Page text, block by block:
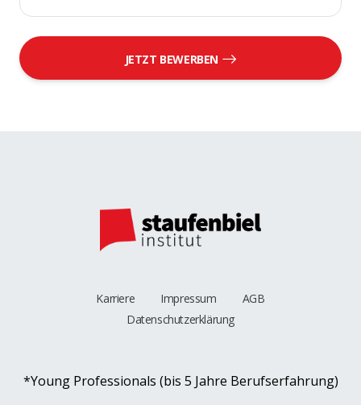
JETZT BEWERBEN
Karriere Impressum
AGB
Datenschutzerklärung
*Young Professionals (bis 5 Jahre Berufserfahrung)